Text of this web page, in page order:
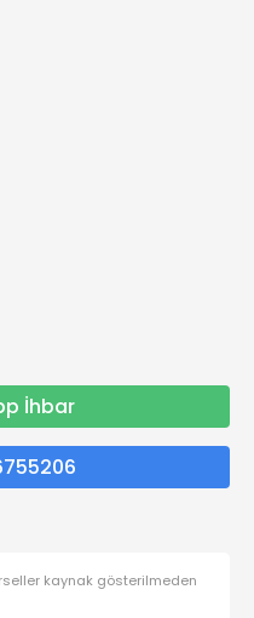
DOĞUM
İhbar
kaynak gösterilmeden